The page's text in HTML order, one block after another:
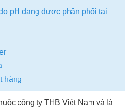
pH đang được phân phối tại
hàng
công ty THB Việt Nam và là